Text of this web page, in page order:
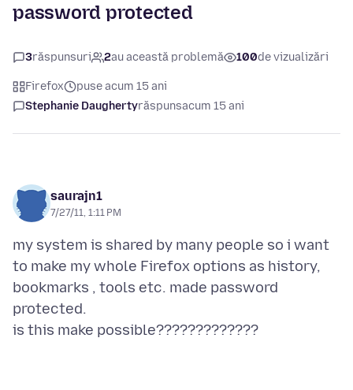
password protected
3răspunsuri 2au această problemă 100de vizualizări
Firefox
puse acum 15 ani
Stephanie Daughertyrăspunsacum 15 ani
saurajn1
7/27/11, 1:11 PM
my system is shared by many people so i want
to make my whole Firefox options as history,
bookmarks , tools etc. made password
protected.